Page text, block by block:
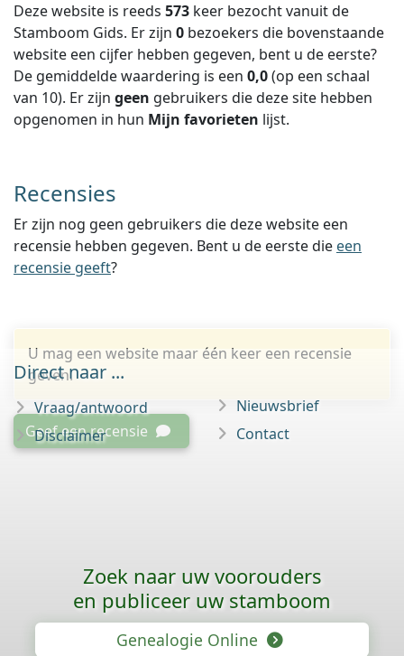
Deze website is reeds 573 keer bezocht vanuit de
Stamboom Gids. Er zijn 0 bezoekers die bovenstaande
website een cijfer hebben gegeven, bent u de eerste?
De gemiddelde waardering is een 0,0(op een schaal
van 10). Er zijn geen gebruikers die deze site hebben
opgenomen in hun Mijn favorieten lijst.
Recensies
Er zijn nog geen gebruikers die deze website een
recensie hebben gegeven. Bent u de eerste die een
recensie geeft?
U mag een website maar één keer een recensie
geven.
Geef een recensie
Direct naar ...
Vraag/antwoord
Disclaimer
Nieuwsbrief
Contact
Zoek naar uw voorouders
en publiceer uw stamboom
Genealogie Online